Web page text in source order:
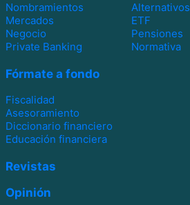
Nombramientos
Alternativos
Mercados
ETF
Negocio
Pensiones
Private Banking
Normativa
Fórmate a fondo
Fiscalidad
Asesoramiento
Diccionario financiero
Educación financiera
Revistas
Opinión